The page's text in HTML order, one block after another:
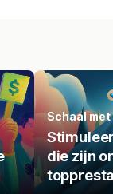
Schaal
die zijn